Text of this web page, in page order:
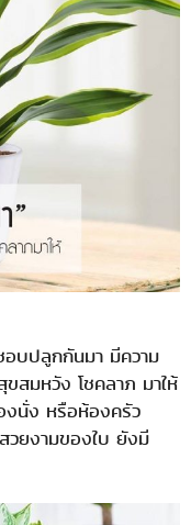
อบปลูกกันมา มีความ
ขสมหวัง โชคลาภ มาให้
งนั่ง หรือห้องครัว
วยงามของใบ ยังมี